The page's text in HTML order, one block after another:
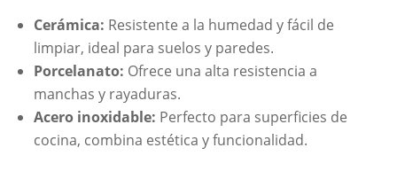
Cerámica: Resistente a la humedad y fácil de
limpiar, ideal para suelos y paredes.
Porcelanato: Ofrece una alta resistencia a
manchas y rayaduras.
Acero inoxidable: Perfecto para superficies de
cocina, combina estética y funcionalidad.